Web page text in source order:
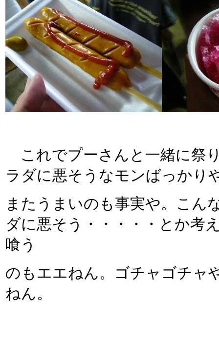
これでプーさんと一緒に祭
ラダに悪そうなモンばっかり
またうまいのも事実や。こん
ダに悪そう・・・・・とか考
喰う
のもエエねん。ゴチャゴチャ
ねん。